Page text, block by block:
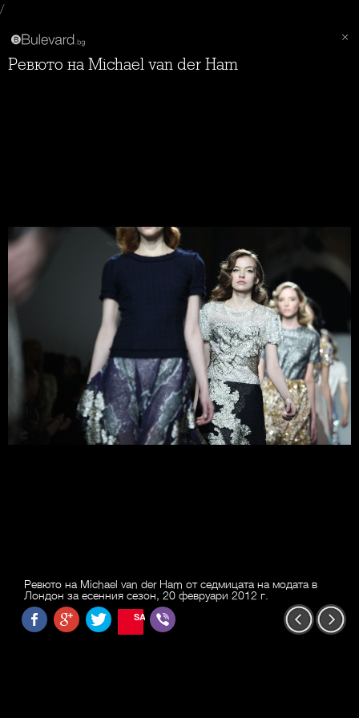
/
Ревюто на Michael van der Ham
Ревюто на Michael van der Ham от седмицата на модата в
Лондон за есенния сезон, 20 февруари 2012 г.
SAVE